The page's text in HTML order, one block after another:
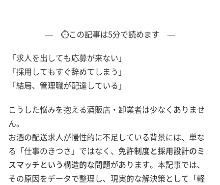
— ⏱この記事は5分で読めます —
「求人を出しても応募が来ない」
「採用してもすぐ辞めてしまう」
「結局、管理職が配達している」
こうした悩みを抱える酒販店・卸業者は少なくありませ
ん。
お酒の配送求人が慢性的に不足している背景には、単な
る「仕事のきつさ」ではなく、 免許制度と採用設計のミ
スマッチという構造的な問題があります。本記事では、
その原因をデータで整理し、現実的な解決策として「軽